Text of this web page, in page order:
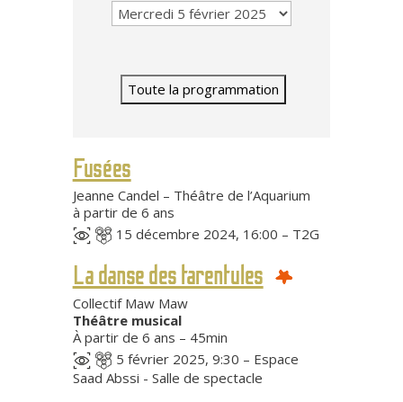
Toute la programmation
Fusées
Jeanne Candel – Théâtre de l’Aquarium
à partir de 6 ans
15 décembre 2024, 16:00 – T2G
La danse des tarentules
Collectif Maw Maw
Théâtre musical
À partir de 6 ans – 45min
5 février 2025, 9:30 – Espace
Saad Abssi - Salle de spectacle